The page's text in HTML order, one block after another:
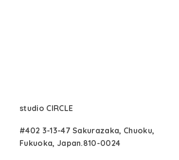
studio CIRCLE
#402 3-13-47 Sakurazaka, Chuoku,
Fukuoka, Japan.810-0024